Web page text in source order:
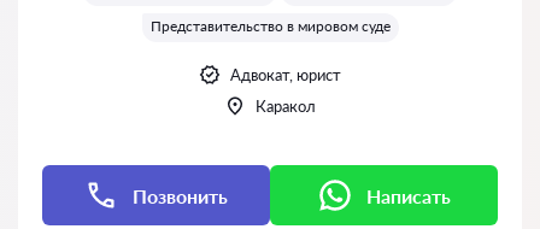
Представительство в мировом суде
Адвокат, юрист
Каракол
Позвонить Написать